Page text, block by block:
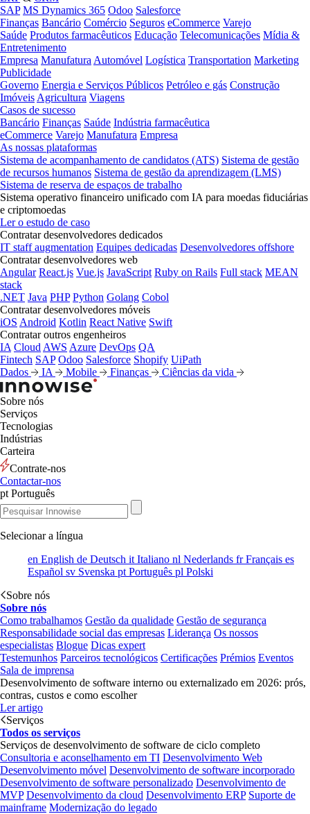
SAP MS Dynamics 365 Odoo Salesforce
Finanças Bancário Comércio Seguros eCommerce Varejo
Saúde Produtos farmacêuticos Educação Telecomunicações Mídia &
Entretenimento
Empresa Manufatura Automóvel Logística Transportation Marketing
Publicidade
Governo Energia e Serviços Públicos Petróleo e gás Construção
Imóveis Agricultura Viagens
Casos de sucesso
Bancário Finanças Saúde Indústria farmacêutica
eCommerce Varejo Manufatura Empresa
As nossas plataformas
Sistema de acompanhamento de candidatos (ATS) Sistema de gestão
de recursos humanos Sistema de gestão da aprendizagem (LMS)
Sistema de reserva de espaços de trabalho
Sistema operativo financeiro unificado com IA para moedas fiduciárias
e criptomoedas
Ler o estudo de caso
Contratar desenvolvedores dedicados
IT staff augmentation Equipes dedicadas Desenvolvedores offshore
Contratar desenvolvedores web
Angular React.js Vue.js JavaScript Ruby on Rails Full stack MEAN
stack
.NET Java PHP Python Golang Cobol
Contratar desenvolvedores móveis
iOS Android Kotlin React Native Swift
Contratar outros engenheiros
IA Cloud AWS Azure DevOps QA
Fintech SAP Odoo Salesforce Shopify UiPath
Dados
IA Mobile Finanças Ciências da vida
Sobre nós
Serviços
Tecnologias
Indústrias
Carteira
Contrate-nos
Contactar-nos
pt Português
Selecionar a língua
en English de Deutsch it Italiano nl Nederlands frFrançais es
Español sv Svenska pt Português pl Polski
Sobre nós
Sobre nós
Como trabalhamos Gestão da qualidade Gestão de segurança
Responsabilidade social das empresas Liderança Os nossos
especialistas Blogue Dicas expert
Testemunhos Parceiros tecnológicos Certificações Prémios Eventos
Sala de imprensa
Desenvolvimento de software interno ou externalizado em 2026: prós,
contras, custos e como escolher
Ler artigo
Serviços
Todos os serviços
Serviços de desenvolvimento de software de ciclo completo
Consultoria e aconselhamento em TI Desenvolvimento Web
Desenvolvimento móvel Desenvolvimento de software incorporado
Desenvolvimento de software personalizado Desenvolvimento de
MVP Desenvolvimento da cloud Desenvolvimento ERP Suporte de
mainframe Modernização do legado